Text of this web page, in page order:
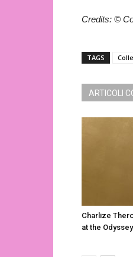
Credits: ©
TAGS
ARTICOLI
Charlize
at the